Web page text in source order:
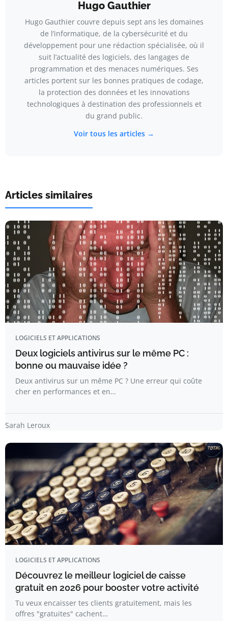
Hugo Gauthier
Hugo Gauthier couvre depuis sept ans les domaines
de l’informatique, de la cybersécurité et du
développement pour une rédaction spécialisée, où il
suit l’actualité des logiciels, des langages de
programmation et des menaces numériques. Ses
articles portent sur les bonnes pratiques de codage,
la protection des données et les innovations
technologiques à destination des professionnels et
du grand public.
Voir tous les articles →
Articles similaires
LOGICIELS ET APPLICATIONS
Deux logiciels antivirus sur le même PC :
bonne ou mauvaise idée ?
Deux antivirus sur un même PC ? Une erreur qui coûte
cher en performances et en…
Sarah Leroux
LOGICIELS ET APPLICATIONS
Découvrez le meilleur logiciel de caisse
gratuit en 2026 pour booster votre activité
Tu veux encaisser tes clients gratuitement, mais les
offres "gratuites" cachent…